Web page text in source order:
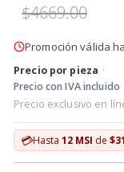
$4669.00
Promoción válida
Precio por pieza ·
Precio con IVA incluido
Precio exclusivo en
💳Hasta 12 MSI de